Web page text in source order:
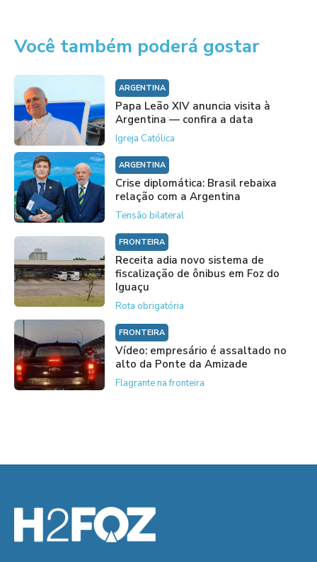
Você também poderá gostar
ARGENTINA
Papa Leão XIV anuncia visita à
Argentina — confira a data
Igreja Católica
ARGENTINA
Crise diplomática: Brasil rebaixa
relação com a Argentina
Tensão bilateral
FRONTEIRA
Receita adia novo sistema de
fiscalização de ônibus em Foz do
Iguaçu
Rota obrigatória
FRONTEIRA
Vídeo: empresário é assaltado no
alto da Ponte da Amizade
Flagrante na fronteira